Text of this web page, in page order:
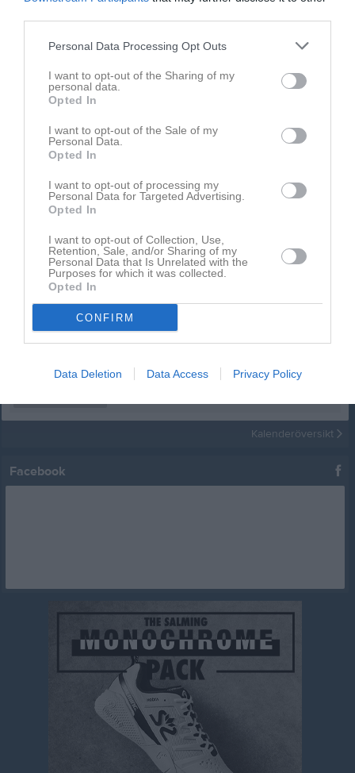
Personal Data Processing Opt Outs
I want to opt-out of the Sharing of my
personal data.
Opted In
I want to opt-out of the Sale of my
Personal Data.
Opted In
I want to opt-out of processing my
Personal Data for Targeted Advertising.
Opted In
I want to opt-out of Collection, Use,
Retention, Sale, and/or Sharing of my
Personal Data that Is Unrelated with the
Purposes for which it was collected.
Opted In
CONFIRM
Data Deletion Data Access Privacy Policy
Tidigare tävlingar Kommande tävlingar
Skåneserien 1 Knislinge
15 mar
Senior- och ungdom
Knislinge Judo Open
1 okt, 08:00
Startgruppen
Skåneserie 2
På gång Kalender
Fortsättningsgruppen Brännboll och grill
Fortsättningsgruppen Träning 24 aug, 17:30
Kalenderöversikt
Facebook